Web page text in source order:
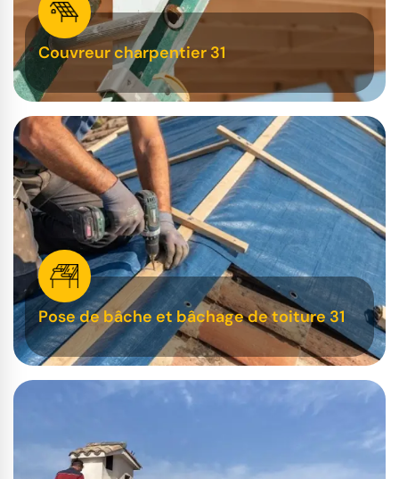
Couvreur charpentier 31
Pose de bâche et bâchage de toiture 31